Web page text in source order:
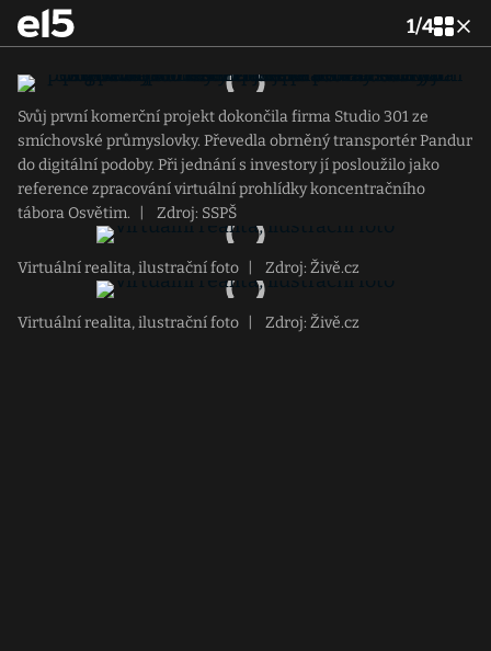
1/4
Svůj první komerční projekt dokončila firma Studio 301 ze
smíchovské průmyslovky. Převedla obrněný transportér Pandur
do digitální podoby. Při jednání s investory jí posloužilo jako
reference zpracování virtuální prohlídky koncentračního
tábora Osvětim.
Zdroj: SSPŠ
Virtuální realita, ilustrační foto Zdroj: Živě.cz
Virtuální realita, ilustrační foto Zdroj: Živě.cz